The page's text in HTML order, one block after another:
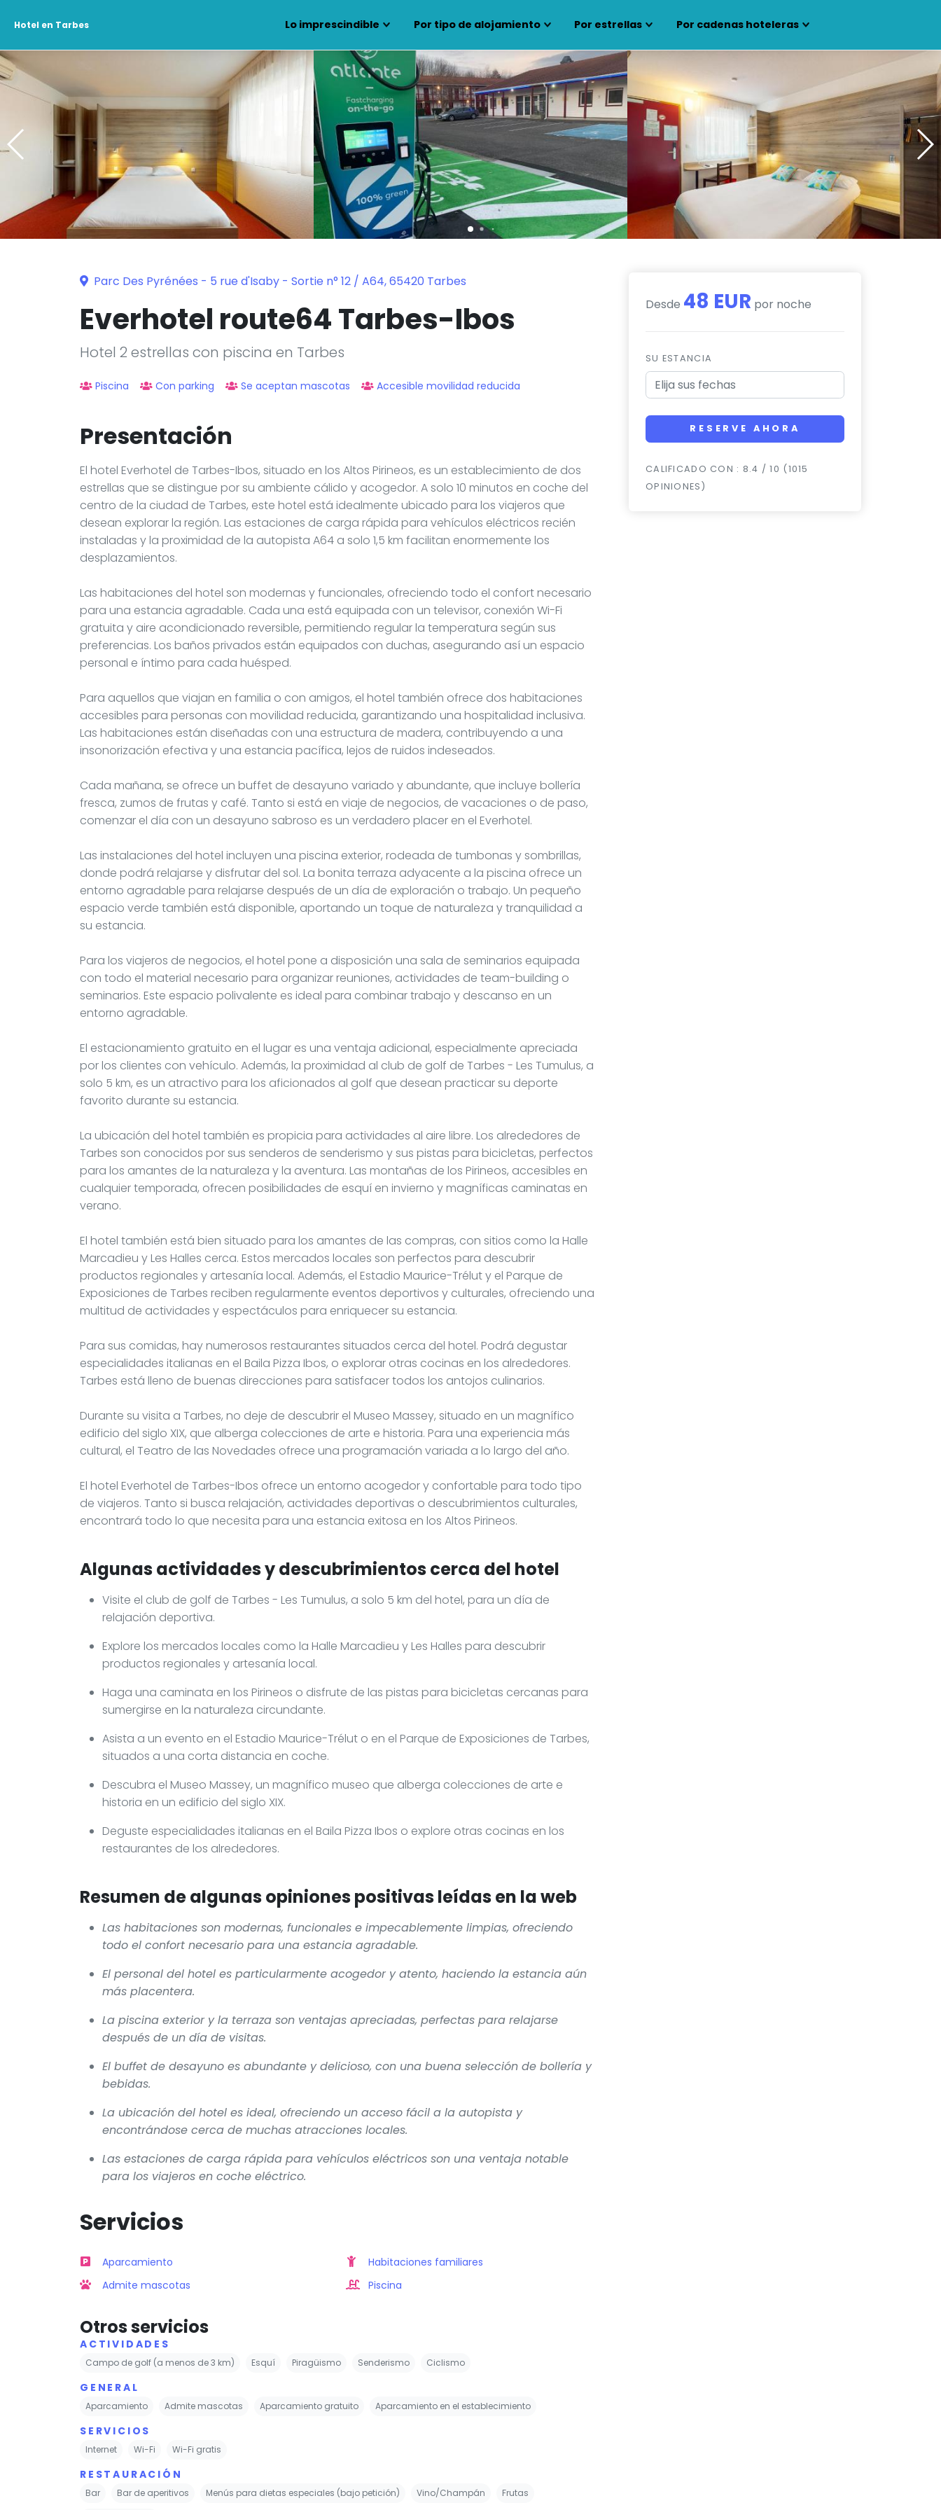
Hotel en Tarbes Lo imprescindible Por tipo de alojamiento Por estrellas Por cadenas hoteleras
Parc Des Pyrénées - 5 rue d'Isaby - Sortie n° 12 / A64, 65420 Tarbes
Everhotel route64 Tarbes-Ibos
Hotel 2 estrellas con piscina en Tarbes
Piscina Con parking Se aceptan mascotas Accesible movilidad reducida
Presentación
El hotel Everhotel de Tarbes-Ibos, situado en los Altos Pirineos, es un establecimiento de dos
estrellas que se distingue por su ambiente cálido y acogedor. A solo 10 minutos en coche del
centro de la ciudad de Tarbes, este hotel está idealmente ubicado para los viajeros que
desean explorar la región. Las estaciones de carga rápida para vehículos eléctricos recién
instaladas y la proximidad de la autopista A64 a solo 1,5 km facilitan enormemente los
desplazamientos.
Las habitaciones del hotel son modernas y funcionales, ofreciendo todo el confort necesario
para una estancia agradable. Cada una está equipada con un televisor, conexión Wi-Fi
gratuita y aire acondicionado reversible, permitiendo regular la temperatura según sus
preferencias. Los baños privados están equipados con duchas, asegurando así un espacio
personal e íntimo para cada huésped.
Para aquellos que viajan en familia o con amigos, el hotel también ofrece dos habitaciones
accesibles para personas con movilidad reducida, garantizando una hospitalidad inclusiva.
Las habitaciones están diseñadas con una estructura de madera, contribuyendo a una
insonorización efectiva y una estancia pacífica, lejos de ruidos indeseados.
Cada mañana, se ofrece un buffet de desayuno variado y abundante, que incluye bollería
fresca, zumos de frutas y café. Tanto si está en viaje de negocios, de vacaciones o de paso,
comenzar el día con un desayuno sabroso es un verdadero placer en el Everhotel.
Las instalaciones del hotel incluyen una piscina exterior, rodeada de tumbonas y sombrillas,
donde podrá relajarse y disfrutar del sol. La bonita terraza adyacente a la piscina ofrece un
entorno agradable para relajarse después de un día de exploración o trabajo. Un pequeño
espacio verde también está disponible, aportando un toque de naturaleza y tranquilidad a
su estancia.
Para los viajeros de negocios, el hotel pone a disposición una sala de seminarios equipada
con todo el material necesario para organizar reuniones, actividades de team-building o
seminarios. Este espacio polivalente es ideal para combinar trabajo y descanso en un
entorno agradable.
El estacionamiento gratuito en el lugar es una ventaja adicional, especialmente apreciada
por los clientes con vehículo. Además, la proximidad al club de golf de Tarbes - Les Tumulus, a
solo 5 km, es un atractivo para los aficionados al golf que desean practicar su deporte
favorito durante su estancia.
La ubicación del hotel también es propicia para actividades al aire libre. Los alrededores de
Tarbes son conocidos por sus senderos de senderismo y sus pistas para bicicletas, perfectos
para los amantes de la naturaleza y la aventura. Las montañas de los Pirineos, accesibles en
cualquier temporada, ofrecen posibilidades de esquí en invierno y magníficas caminatas en
verano.
El hotel también está bien situado para los amantes de las compras, con sitios como la Halle
Marcadieu y Les Halles cerca. Estos mercados locales son perfectos para descubrir
productos regionales y artesanía local. Además, el Estadio Maurice-Trélut y el Parque de
Exposiciones de Tarbes reciben regularmente eventos deportivos y culturales, ofreciendo una
multitud de actividades y espectáculos para enriquecer su estancia.
Para sus comidas, hay numerosos restaurantes situados cerca del hotel. Podrá degustar
especialidades italianas en el Baila Pizza Ibos, o explorar otras cocinas en los alrededores.
Tarbes está lleno de buenas direcciones para satisfacer todos los antojos culinarios.
Durante su visita a Tarbes, no deje de descubrir el Museo Massey, situado en un magnífico
edificio del siglo XIX, que alberga colecciones de arte e historia. Para una experiencia más
cultural, el Teatro de las Novedades ofrece una programación variada a lo largo del año.
El hotel Everhotel de Tarbes-Ibos ofrece un entorno acogedor y confortable para todo tipo
de viajeros. Tanto si busca relajación, actividades deportivas o descubrimientos culturales,
encontrará todo lo que necesita para una estancia exitosa en los Altos Pirineos.
Algunas actividades y descubrimientos cerca del hotel
Visite el club de golf de Tarbes - Les Tumulus, a solo 5 km del hotel, para un día de
relajación deportiva.
Explore los mercados locales como la Halle Marcadieu y Les Halles para descubrir
productos regionales y artesanía local.
Haga una caminata en los Pirineos o disfrute de las pistas para bicicletas cercanas para
sumergirse en la naturaleza circundante.
Asista a un evento en el Estadio Maurice-Trélut o en el Parque de Exposiciones de Tarbes,
situados a una corta distancia en coche.
Descubra el Museo Massey, un magnífico museo que alberga colecciones de arte e
historia en un edificio del siglo XIX.
Deguste especialidades italianas en el Baila Pizza Ibos o explore otras cocinas en los
restaurantes de los alrededores.
Resumen de algunas opiniones positivas leídas en la web
Las habitaciones son modernas, funcionales e impecablemente limpias, ofreciendo
todo el confort necesario para una estancia agradable.
El personal del hotel es particularmente acogedor y atento, haciendo la estancia aún
más placentera.
La piscina exterior y la terraza son ventajas apreciadas, perfectas para relajarse
después de un día de visitas.
El buffet de desayuno es abundante y delicioso, con una buena selección de bollería y
bebidas.
La ubicación del hotel es ideal, ofreciendo un acceso fácil a la autopista y
encontrándose cerca de muchas atracciones locales.
Las estaciones de carga rápida para vehículos eléctricos son una ventaja notable
para los viajeros en coche eléctrico.
Servicios
Aparcamiento
Admite mascotas
Habitaciones familiares
Piscina
Otros servicios
ACTIVIDADES
Campo de golf (a menos de 3 km) Esquí Piragüismo Senderismo Ciclismo
GENERAL
Aparcamiento Admite mascotas Aparcamiento gratuito Aparcamiento en el establecimiento
SERVICIOS
Internet Wi-Fi Wi-Fi gratis
RESTAURACIÓN
Bar Bar de aperitivos Menús para dietas especiales (bajo petición) Vino/Champán Frutas
Desde 48 EUR por noche
SU ESTANCIA
RESERVE AHORA
CALIFICADO CON : 8.4 / 10 (1015
OPINIONES)